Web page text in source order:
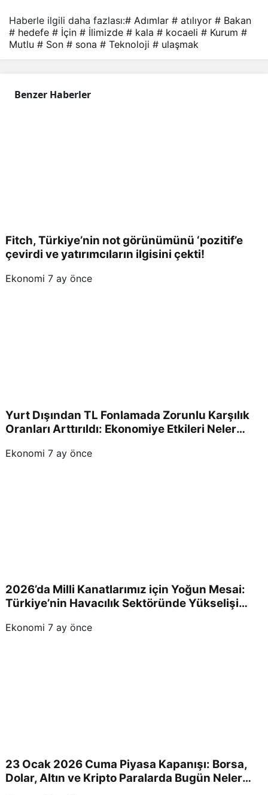
Haberle ilgili daha fazlası:# Adımlar # atılıyor # Bakan
# hedefe # İçin # İlimizde # kala # kocaeli # Kurum #
Mutlu # Son # sona # Teknoloji # ulaşmak
Benzer Haberler
Fitch, Türkiye’nin not görünümünü ‘pozitif’e
çevirdi ve yatırımcıların ilgisini çekti!
Ekonomi 7 ay önce
Yurt Dışından TL Fonlamada Zorunlu Karşılık
Oranları Arttırıldı: Ekonomiye Etkileri Neler
Ekonomi 7 ay önce
2026’da Milli Kanatlarımız için Yoğun Mesai:
Türkiye’nin Havacılık Sektöründe Yükselişi
Ekonomi 7 ay önce
23 Ocak 2026 Cuma Piyasa Kapanışı: Borsa,
Dolar, Altın ve Kripto Paralarda Bugün Neler